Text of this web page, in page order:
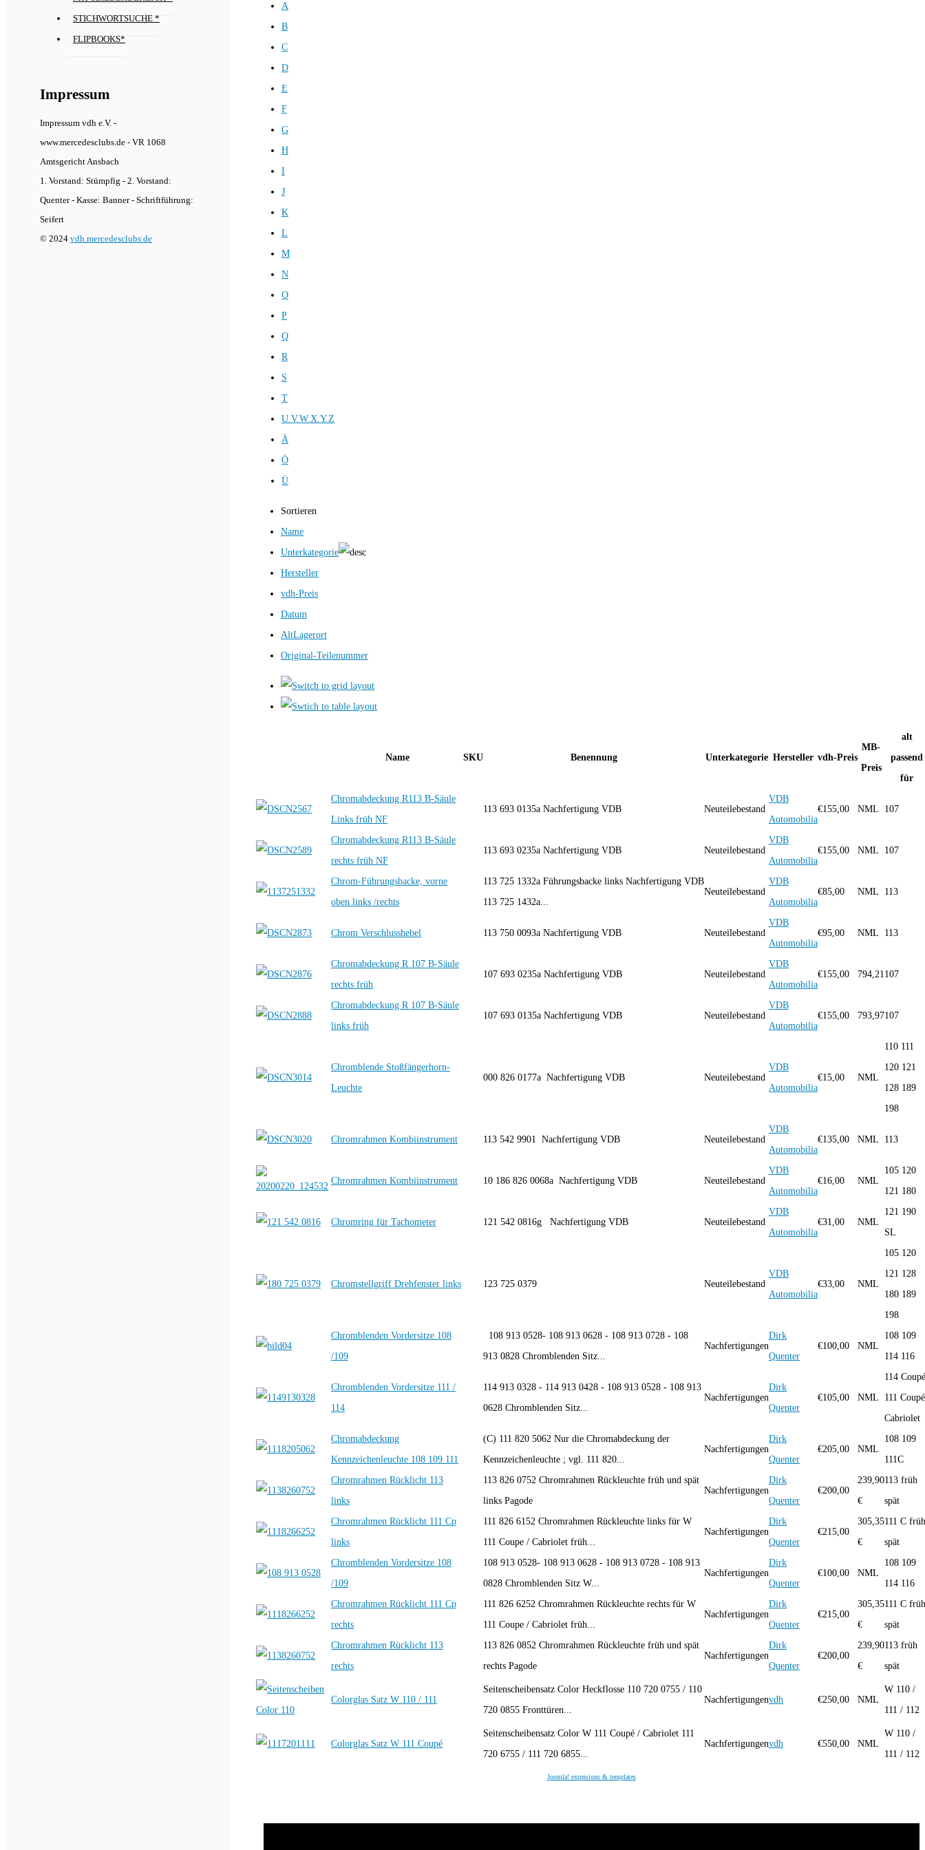
STICHWORTSUCHE *
FLIPBOOKS*
Impressum
Impressum vdh e.V. -
www.mercedesclubs.de - VR 1068
Amtsgericht Ansbach
1. Vorstand: Stümpfig - 2. Vorstand:
Quenter - Kasse: Banner - Schriftführung:
Seifert
© 2024 vdh.mercedesclubs.de
A
B
C
D
E
F
G
H
I
J
K
L
M
N
O
P
Q
R
S
T
U.V.W.X.Y.Z
Ä
Ö
Ü
Sortieren
Name
Unterkategorie
Hersteller
vdh-Preis
Datum
AltLagerort
Original-Teilenummer
Name SKU Benennung Unterkategorie Hersteller vdh-Preis
MB-
Preis
alt
passend
für
Chromabdeckung R113 B-Säule
Links früh NF
113 693 0135a Nachfertigung VDB Neuteilebestand
VDB
Automobilia
€155,00 NML 107
Chromabdeckung R113 B-Säule
rechts früh NF
113 693 0235a Nachfertigung VDB Neuteilebestand
VDB
Automobilia
€155,00 NML 107
Chrom-Führungsbacke, vorne
oben links /rechts
113 725 1332a Führungsbacke links Nachfertigung VDB
113 725 1432a...
Neuteilebestand
VDB
Automobilia
€85,00 NML 113
Chrom Verschlusshebel 113 750 0093a Nachfertigung VDB Neuteilebestand
VDB
Automobilia
€95,00 NML 113
Chromabdeckung R 107 B-Säule
rechts früh
107 693 0235a Nachfertigung VDB Neuteilebestand
VDB
Automobilia
€155,00 794,21107
Chromabdeckung R 107 B-Säule
links früh
107 693 0135a Nachfertigung VDB Neuteilebestand
VDB
Automobilia
€155,00 793,97107
Chromblende Stoßfängerhorn-
Leuchte
000 826 0177a Nachfertigung VDB Neuteilebestand
VDB
Automobilia
€15,00 NML
110 111
120 121
128 189
198
Chromrahmen Kombiinstrument 113 542 9901 Nachfertigung VDB Neuteilebestand
VDB
Automobilia
€135,00 NML 113
Chromrahmen Kombiinstrument 10 186 826 0068a Nachfertigung VDB Neuteilebestand
VDB
Automobilia
€16,00 NML
105 120
121 180
Chromring für Tachometer 121 542 0816g Nachfertigung VDB Neuteilebestand
VDB
Automobilia
€31,00 NML
121 190
SL
Chromstellgriff Drehfenster links 123 725 0379 Neuteilebestand
VDB
Automobilia
€33,00 NML
105 120
121 128
180 189
198
Chromblenden Vordersitze 108
/109
108 913 0528- 108 913 0628 - 108 913 0728 - 108
913 0828 Chromblenden Sitz...
Nachfertigungen
Dirk
Quenter
€100,00 NML
108 109
114 116
Chromblenden Vordersitze 111 /
114
114 913 0328 - 114 913 0428 - 108 913 0528 - 108 913
0628 Chromblenden Sitz...
Nachfertigungen
Dirk
Quenter
€105,00 NML
114
111 Coupé
Cabriolet
Chromabdeckung
Kennzeichenleuchte 108 109 111
(C) 111 820 5062 Nur die Chromabdeckung der
Kennzeichenleuchte ; vgl. 111 820...
Nachfertigungen
Dirk
Quenter
€205,00 NML
108 109
111C
Chromrahmen Rücklicht 113
links
113 826 0752 Chromrahmen Rückleuchte früh und spät
links Pagode
Nachfertigungen
Dirk
Quenter
€200,00
239,90
€
113 früh
spät
Chromrahmen Rücklicht 111 Cp
links
111 826 6152 Chromrahmen Rückleuchte links für W
111 Coupe / Cabriolet früh...
Nachfertigungen
Dirk
Quenter
€215,00
305,35
€
111 C früh
spät
Chromblenden Vordersitze 108
/109
108 913 0528- 108 913 0628 - 108 913 0728 - 108 913
0828 Chromblenden Sitz W...
Nachfertigungen
Dirk
Quenter
€100,00 NML
108 109
114 116
Chromrahmen Rücklicht 111 Cp
rechts
111 826 6252 Chromrahmen Rückleuchte rechts für W
111 Coupe / Cabriolet früh...
Nachfertigungen
Dirk
Quenter
€215,00
305,35
€
111 C früh
spät
Chromrahmen Rücklicht 113
rechts
113 826 0852 Chromrahmen Rückleuchte früh und spät
rechts Pagode
Nachfertigungen
Dirk
Quenter
€200,00
239,90
€
113 früh
spät
Colorglas Satz W 110 / 111
Seitenscheibensatz Color Heckflosse 110 720 0755 / 110
720 0855 Fronttüren...
Nachfertigungenvdh €250,00 NML
W 110 /
111 / 112
Colorglas Satz W 111 Coupé
Seitenscheibensatz Color W 111 Coupé / Cabriolet 111
720 6755 / 111 720 6855...
Nachfertigungenvdh €550,00 NML
W 110 /
111 / 112
Joomla! extensions & templates